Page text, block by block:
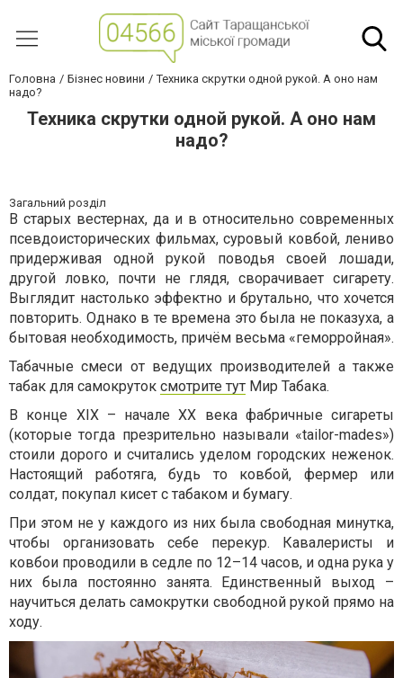
Головна Бізнес новини
Техника скрутки одной рукой. А оно нам
надо?
Техника скрутки одной рукой. А оно нам
надо?
Загальний розділ
В старых вестернах, да и в относительно современных
псевдоисторических фильмах, суровый ковбой, лениво
придерживая одной рукой поводья своей лошади,
другой ловко, почти не глядя, сворачивает сигарету.
Выглядит настолько эффектно и брутально, что хочется
повторить. Однако в те времена это была не показуха, а
бытовая необходимость, причём весьма «геморройная».
Табачные смеси от ведущих производителей а также
табак для самокруток смотрите тут Мир Табака.
В конце XIX – начале XX века фабричные сигареты
(которые тогда презрительно называли «tailor-mades»)
стоили дорого и считались уделом городских неженок.
Настоящий работяга, будь то ковбой, фермер или
солдат, покупал кисет с табаком и бумагу.
При этом не у каждого из них была свободная минутка,
чтобы организовать себе перекур. Кавалеристы и
ковбои проводили в седле по 12–14 часов, и одна рука у
них была постоянно занята. Единственный выход –
научиться делать самокрутки свободной рукой прямо на
ходу.